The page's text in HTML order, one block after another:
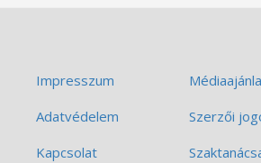
Impresszum
Adatvédelem
Szerzői
Kapcsolat